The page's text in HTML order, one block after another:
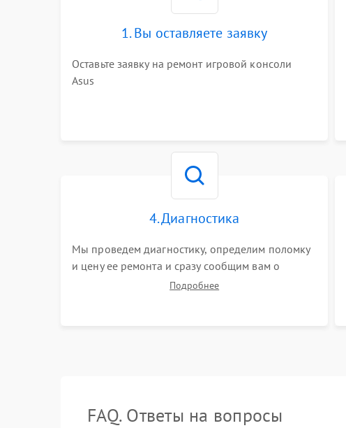
1. Вы оставляете заявку
Оставьте заявку на ремонт игровой консоли
Asus
4. Диагностика
Мы проведем диагностику, определим поломку
и цену ее ремонта и сразу сообщим вам о
сроках ее устраненияПодробнее
FAQ. Ответы на вопросы